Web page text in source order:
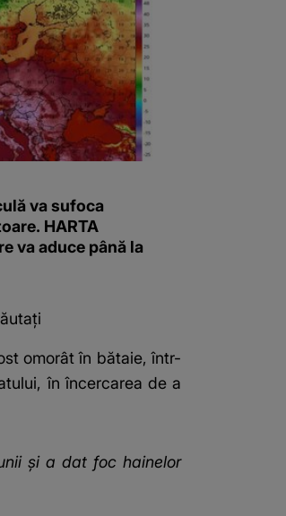
va sufoca
HARTA
va aduce până la
omorât în bătaie, într-
în încercarea de a
și a dat foc hainelor